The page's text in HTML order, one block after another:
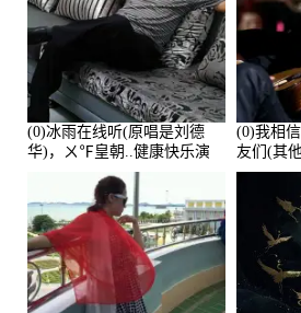
(0)冰雨在线听(原唱是刘德
华)，ㄨ℉皇朝..健康快乐演
(0)我相
友们(其
培安)，